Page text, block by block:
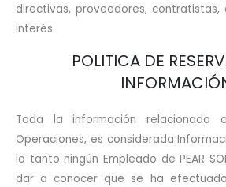
directivas, proveedores,
interés.
POLITICA DE
Toda la información relacionada
Operaciones, es considerada
lo tanto ningún Empleado de PEAR
dar a conocer que se ha